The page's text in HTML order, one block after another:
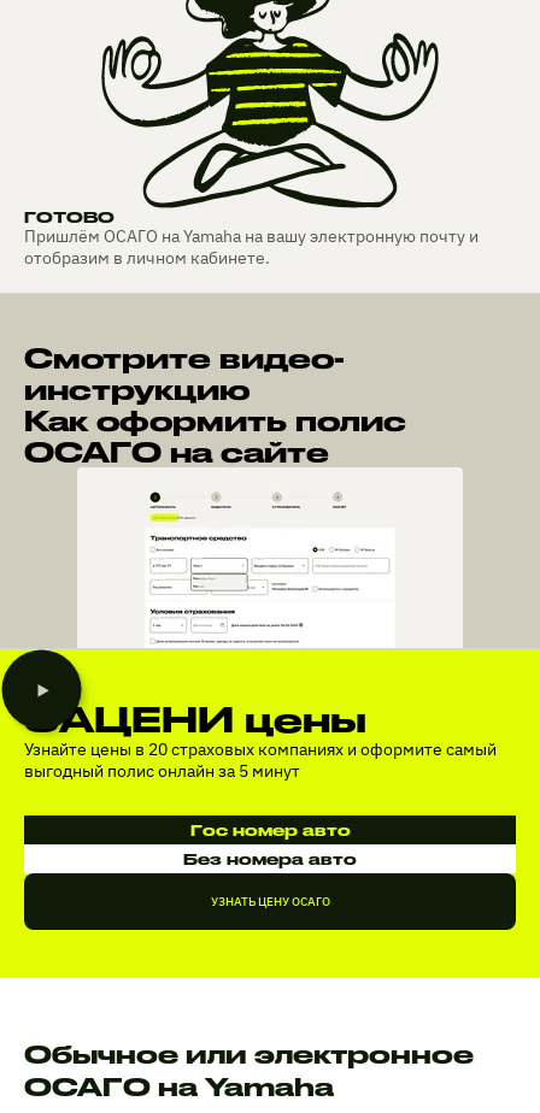
ГОТОВО
Пришлём ОСАГО на Yamaha на вашу электронную почту и
отобразим в личном кабинете.
Смотрите видео-
инструкцию
Как оформить полис
ОСАГО на сайте
ЗАЦЕНИ цены
Узнайте цены в 20 страховых компаниях и оформите самый
выгодный полис онлайн за 5 минут
Гос номер авто
Без номера авто
УЗНАТЬ ЦЕНУ ОСАГО
Обычное или электронное
ОСАГО на Yamaha